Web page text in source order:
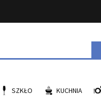
SZKŁO KUCHNIA